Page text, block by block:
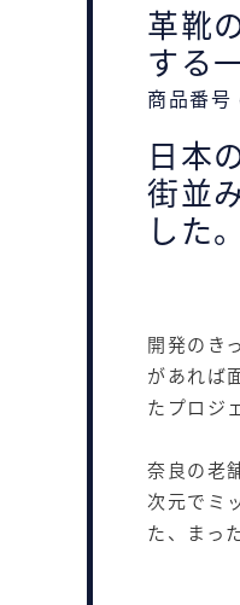
革靴
する
商品番
日本
街並
した。
開発のき
があれば
たプロジ
奈良の老
次元でミ
た、まっ